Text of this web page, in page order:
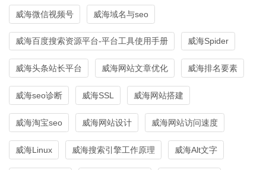
威海微信视频号 威海域名与seo
威海百度搜索资源平台-平台工具使用手册 威海Spider
威海头条站长平台 威海网站文章优化 威海排名要素
威海seo诊断 威海SSL 威海网站搭建
威海淘宝seo 威海网站设计 威海网站访问速度
威海Linux 威海搜索引擎工作原理 威海Alt文字